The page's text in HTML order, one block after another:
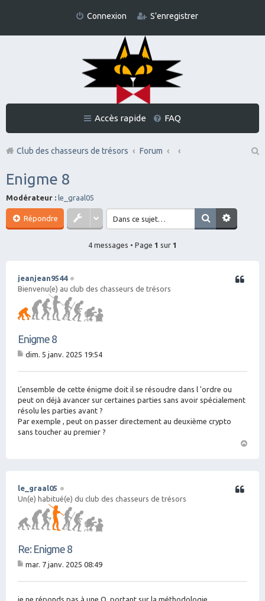
Connexion S’enregistrer
Accès rapide FAQ
Club des chasseurs de trésors
Forum
Enigme 8
Modérateur : le_graal05
Répondre
4 messages • Page 1 sur 1
jeanjean9544
Bienvenu(e) au club des chasseurs de trésors
Enigme 8
Citation
g
e
dim. 5 janv. 2025 19:54
L'ensemble de cette énigme doit il se résoudre dans l 'ordre ou
peut on déjà avancer sur certaines parties sans avoir spécialement
résolu les parties avant ?
Par exemple , peut on passer directement au deuxième crypto
sans toucher au premier ?
le_graal05
Un(e) habitué(e) du club des chasseurs de trésors
Re: Enigme 8
Citation
g
mar. 7 janv. 2025 08:49
je ne réponds pas à une Q. portant sur la méthodologie.